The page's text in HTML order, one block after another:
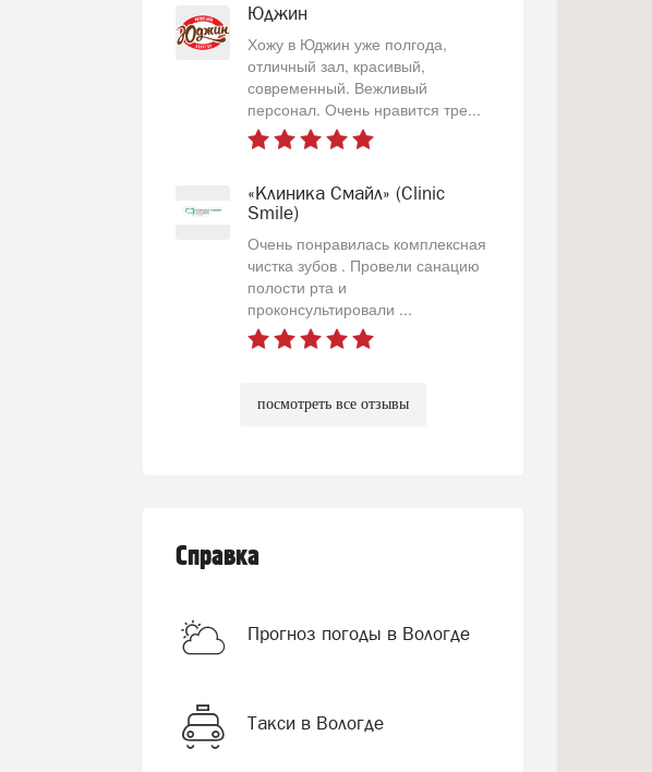
Юджин
Хожу в Юджин уже полгода,
отличный зал, красивый,
современный. Вежливый
персонал. Очень нравится тре...
«Клиника Смайл» (Clinic
Smile)
Очень понравилась комплексная
чистка зубов . Провели санацию
полости рта и
проконсультировали ...
посмотреть все отзывы
Справка
Прогноз погоды в Вологде
Такси в Вологде